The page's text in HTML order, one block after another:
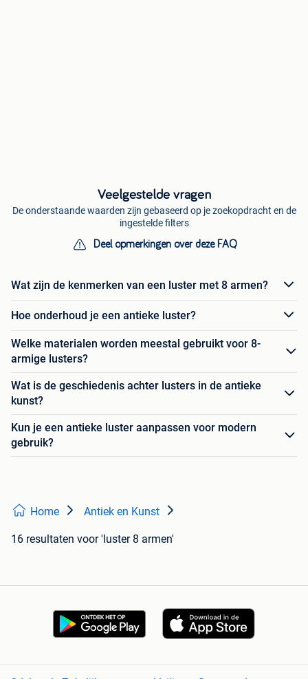
Veelgestelde vragen
De onderstaande waarden zijn gebaseerd op je zoekopdracht en de
ingestelde filters
Deel opmerkingen over deze FAQ
Wat zijn de kenmerken van een luster met 8 armen?
Hoe onderhoud je een antieke luster?
Welke materialen worden meestal gebruikt voor 8-
armige lusters?
Wat is de geschiedenis achter lusters in de antieke
kunst?
Kun je een antieke luster aanpassen voor modern
gebruik?
Home Antiek en Kunst
16 resultaten voor 'luster 8 armen'